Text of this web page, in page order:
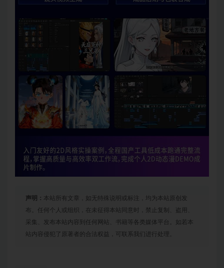
声明： 本站所有文章，如无特殊说明或标注，均为本站原创发
布。任何个人或组织，在未征得本站同意时，禁止复制、盗用、
采集、发布本站内容到任何网站、书籍等各类媒体平台。如若本
站内容侵犯了原著者的合法权益，可联系我们进行处理。